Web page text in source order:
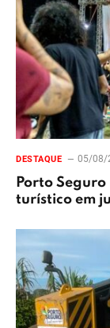
DESTAQUE 05/08/
Porto
turístico em